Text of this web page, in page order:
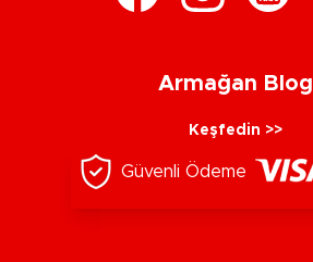
Armağan Blog
Keşfedin >>
Güvenli Ödeme